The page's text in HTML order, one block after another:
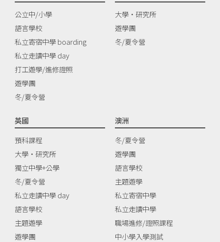
公立中/小學
語言學校
私立寄宿中學 boarding
私立走讀中學 day
打工遊學/進修證照
遊學團
冬/夏令營
大學‧研究所
遊學團
冬/夏令營
英國
預科課程
大學‧研究所
獨立中學+公學
冬/夏令營
私立走讀中學 day
語言學校
主題遊學
遊學團
澳洲
冬/夏令營
遊學團
語言學校
主題遊學
私立寄宿中學
私立走讀中學
職場進修/證照課程
中小學入學測試